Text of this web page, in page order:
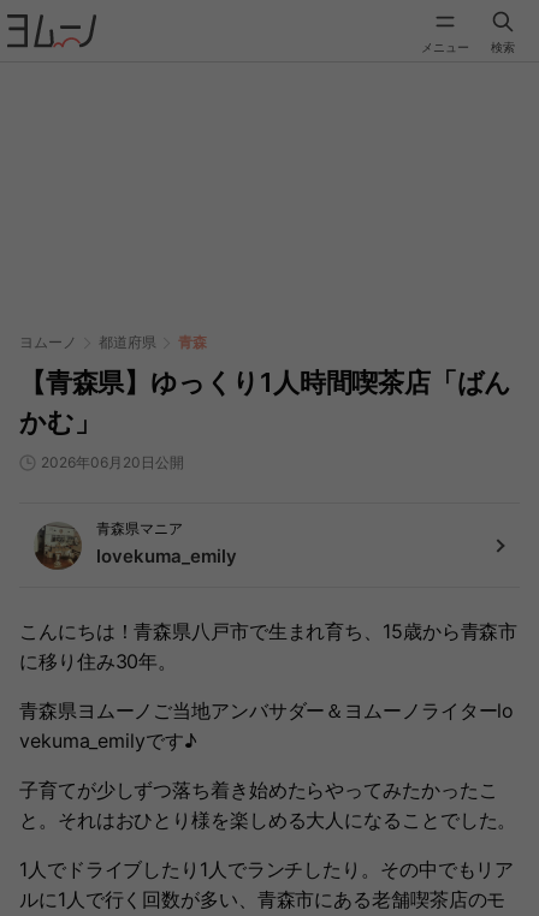
メニュー 検索
ヨムーノ 都道府県 青森
【青森県】ゆっくり1人時間喫茶店「ばん
かむ」
2026年06月20日公開
青森県マニア
lovekuma_emily
こんにちは！青森県八戸市で生まれ育ち、15歳から青森市
に移り住み30年。
青森県ヨムーノご当地アンバサダー＆ヨムーノライターlo
vekuma_emilyです♪
子育てが少しずつ落ち着き始めたらやってみたかったこ
と。それはおひとり様を楽しめる大人になることでした。
1人でドライブしたり1人でランチしたり。その中でもリア
ルに1人で行く回数が多い、青森市にある老舗喫茶店のモ